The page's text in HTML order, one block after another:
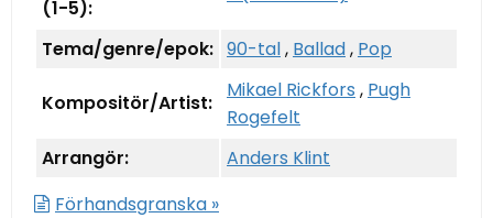
(1-5):
Tema/genre/epok: 90-tal, Ballad, Pop
Kompositör/Artist:
Mikael Rickfors , Pugh
Rogefelt
Arrangör:
Anders Klint
Förhandsgranska »